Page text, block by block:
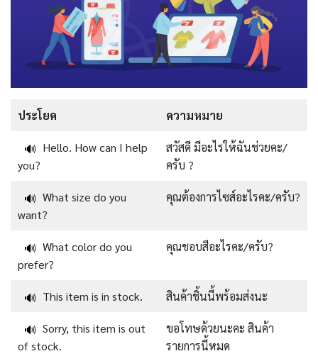
ประโยค ความหมาย
🔊 Hello. How can I help
you?
สวัสดี มีอะไรให้ฉันช่วยคะ/
ครับ ?
🔊 What size do you
want?
คุณต้องการไซส์อะไรคะ/ครับ?
🔊 What color do you
prefer?
คุณชอบสีอะไรคะ/ครับ?
🔊 This item is in stock. สินค้าชิ้นนี้พร้อมส่งนะ
🔊 Sorry, this item is out
of stock.
ขอโทษด้วยนะคะ สินค้า
รายการนี้หมด